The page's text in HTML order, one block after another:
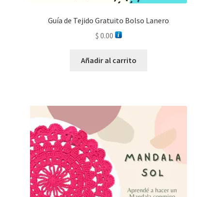
Guía de Tejido Gratuito Bolso Lanero
$ 0.00
Añadir al carrito